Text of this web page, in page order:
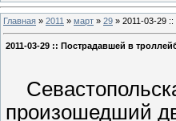
Главная » 2011 » март » 29 » 2011-03-29
2011-03-29 :: Пострадавшей в
произошедший